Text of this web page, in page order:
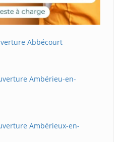
Abbécourt
Ambérieu-en-
Ambérieux-en-